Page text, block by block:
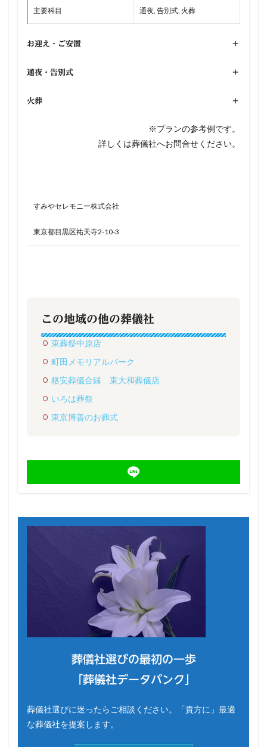
主要科目 通夜, 告別式, 火葬
お迎え・ご安置 +
通夜・告別式 +
火葬 +
※プランの参考例です。
詳しくは葬儀社へお問合せください。
すみやセレモニー株式会社
東京都目黒区祐天寺2-10-3
この地域の他の葬儀社
東葬祭中原店
町田メモリアルパーク
格安葬儀合縁 東大和葬儀店
いろは葬祭
東京博善のお葬式
葬儀社選びの最初の一歩
「葬儀社データバンク」
葬儀社選びに迷ったらご相談ください。「貴方に」最適
な葬儀社を提案します。